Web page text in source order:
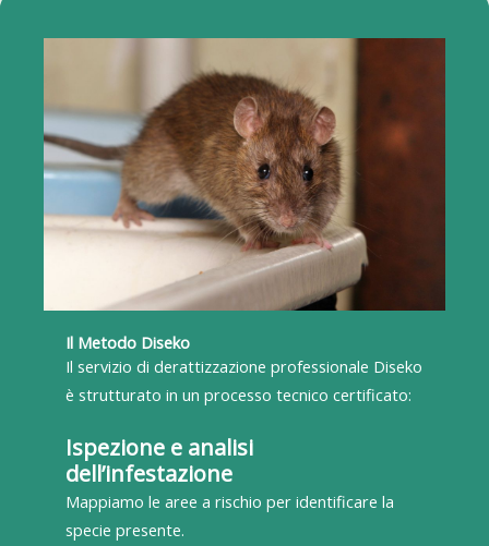
Il Metodo Diseko
Il servizio di derattizzazione professionale Diseko
è strutturato in un processo tecnico certificato:
Ispezione e analisi
dell’infestazione
Mappiamo le aree a rischio per identificare la
specie presente.